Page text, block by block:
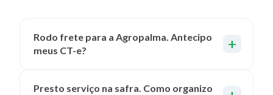
Rodo frete para a Agropalma. Antecipo
meus CT-e?
Presto serviço na safra. Como organizo